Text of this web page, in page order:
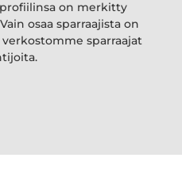
on merkitty
osaa sparraajista on
sparraajat